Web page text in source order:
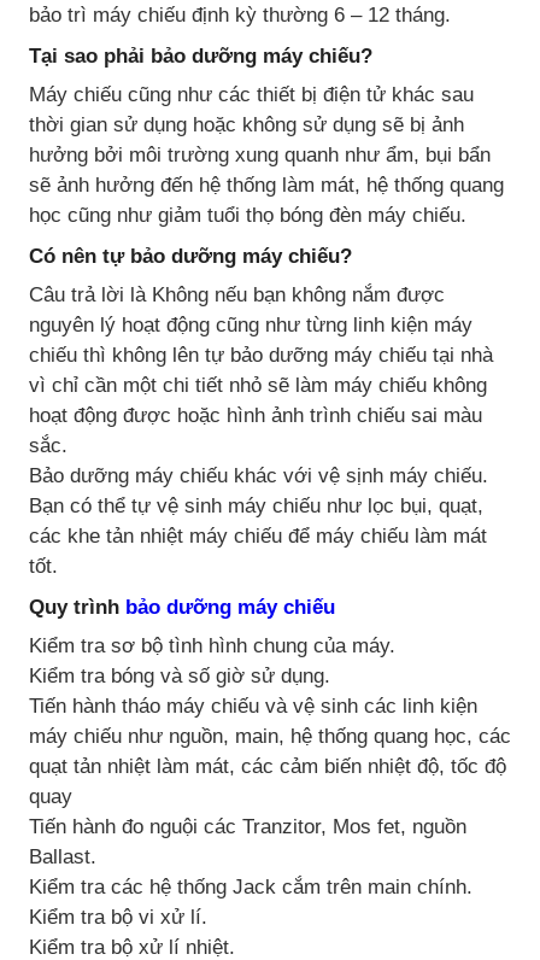
bảo trì máy chiếu định kỳ thường 6 – 12 tháng.
Tại sao phải bảo dưỡng máy chiếu?
Máy chiếu cũng như các thiết bị điện tử khác sau
thời gian sử dụng hoặc không sử dụng sẽ bị ảnh
hưởng bởi môi trường xung quanh như ẩm, bụi bẩn
sẽ ảnh hưởng đến hệ thống làm mát, hệ thống quang
học cũng như giảm tuổi thọ bóng đèn máy chiếu.
Có nên tự bảo dưỡng máy chiếu?
Câu trả lời là Không nếu bạn không nắm được
nguyên lý hoạt động cũng như từng linh kiện máy
chiếu thì không lên tự bảo dưỡng máy chiếu tại nhà
vì chỉ cần một chi tiết nhỏ sẽ làm máy chiếu không
hoạt động được hoặc hình ảnh trình chiếu sai màu
sắc.
Bảo dưỡng máy chiếu khác với vệ sịnh máy chiếu.
Bạn có thể tự vệ sinh máy chiếu như lọc bụi, quạt,
các khe tản nhiệt máy chiếu để máy chiếu làm mát
tốt.
Quy trình bảo dưỡng máy chiếu
Kiểm tra sơ bộ tình hình chung của máy.
Kiểm tra bóng và số giờ sử dụng.
Tiến hành tháo máy chiếu và vệ sinh các linh kiện
máy chiếu như nguồn, main, hệ thống quang học, các
quạt tản nhiệt làm mát, các cảm biến nhiệt độ, tốc độ
quay
Tiến hành đo nguội các Tranzitor, Mos fet, nguồn
Ballast.
Kiểm tra các hệ thống Jack cắm trên main chính.
Kiểm tra bộ vi xử lí.
Kiểm tra bộ xử lí nhiệt.